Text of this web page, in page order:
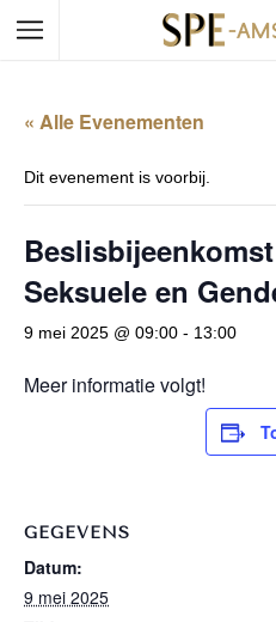
« Alle Evenementen
Dit evenement is voorbij.
Seksuele en
9 mei 2025 @ 09:00 - 13:00
Meer informatie volgt!
GEGEVENS
Datum:
9 mei 2025